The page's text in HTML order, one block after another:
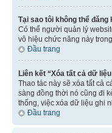
Tại sao tôi không thể đăng
Có thể người quản lý
vô hiệu chức năng này
Đầu trang
Liên kết “Xóa tất cả dữ
Thao tác này sẽ xóa tất cả
sàng đồng thời nó cũng đi
thống, việc xóa dữ liệu ghi
Đầu trang